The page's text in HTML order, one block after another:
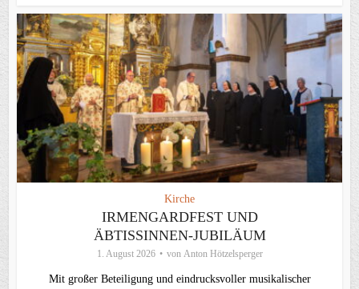
Kirche
IRMENGARDFEST UND
ÄBTISSINNEN-JUBILÄUM
1. August 2026 von Anton Hötzelsperger
Mit großer Beteiligung und eindrucksvoller musikalischer